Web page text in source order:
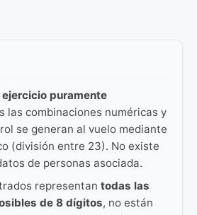
ejercicio puramente
las combinaciones numéricas y
se generan al vuelo mediante
(división entre 23). No existe
de personas asociada.
representan todas las
de 8 dígitos, no están